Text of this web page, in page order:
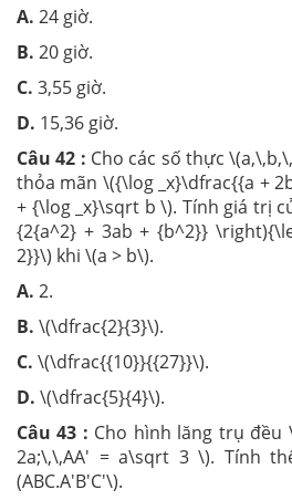
A. 24 giờ.
B. 20 giờ.
C. 3,55 giờ.
D. 15,36 giờ.
Câu 42 : Cho các số thực
thỏa mãn \({\log _x}\dfrac{{a +
+ {\log _x}\sqrt b \). Tính giá trị
{2{a^2} + 3ab + {b^2}}
2}}\) khi \(a > b\).
A. 2.
B. \(\dfrac{2}{3}\).
C. \(\dfrac{{10}}{{27}}\).
D. \(\dfrac{5}{4}\).
Câu 43 : Cho hình lăng trụ đều
2a;\,\,AA' = a\sqrt 3 \). Tính
(ABC.A'B'C'\).